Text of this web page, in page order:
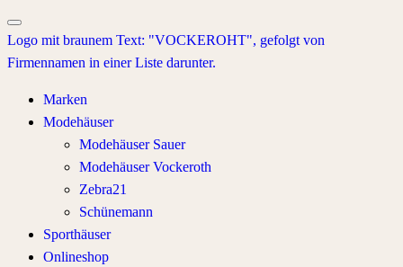
Marken
Modehäuser
Modehäuser Sauer
Modehäuser Vockeroth
Zebra21
Schünemann
Sporthäuser
Onlineshop